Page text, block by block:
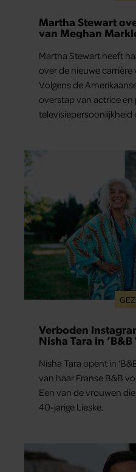
Martha Stewart
van Meghan
Martha Stewart heeft
over de nieuwe carrière
Volgens de
overstap van actrice en
televisiepersoonlijkheid
Verboden
Nisha Tara in
Nisha Tara opent in
van haar Franse B&B
Een van de vrouwen
40-jarige Lieske.